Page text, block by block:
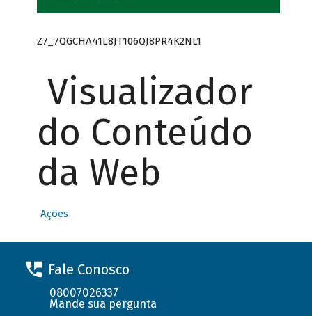
Z7_7QGCHA41L8JT106QJ8PR4K2NL1
Visualizador
do Conteúdo
da Web
Ações
Fale Conosco
08007026337
Mande sua pergunta